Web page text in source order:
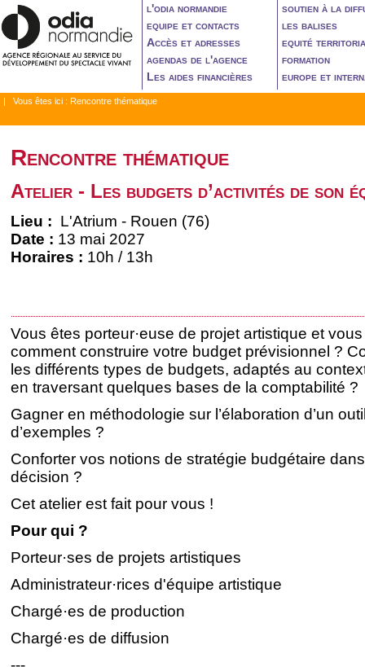
l'odia normandie
equipe et contacts
Accès et adresses
agendas de l'agence
Les aides financières
soutien à la
les balises
equité
formation
europe et
| Vous êtes ici : Rencontre thématique
Rencontre thématique
Atelier - Les budgets d’activités de son
Lieu : L'Atrium - Rouen (76)
Date : 13 mai 2027
Horaires : 10h / 13h
Vous êtes porteur·euse de projet artistique et
comment construire votre budget prévisionnel ?
les différents types de budgets, adaptés au
en traversant quelques bases de la comptabilité ?
Gagner en méthodologie sur l’élaboration d’un
d’exemples ?
Conforter vos notions de stratégie budgétaire
décision ?
Cet atelier est fait pour vous !
Pour qui ?
Porteur·ses de projets artistiques
Administrateur·rices d'équipe artistique
Chargé·es de production
Chargé·es de diffusion